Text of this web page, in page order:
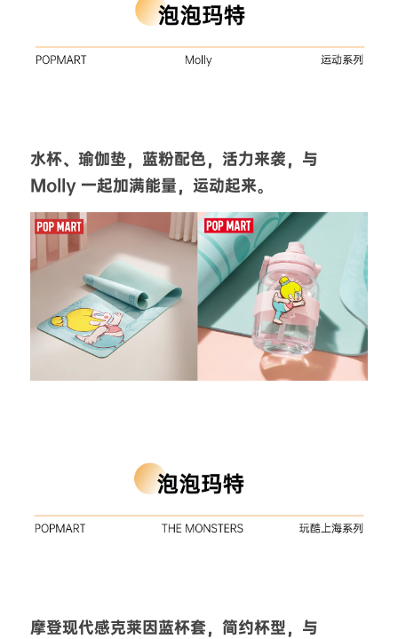
水杯、瑜伽垫，蓝粉配色，活力来袭，与
Molly 一起加满能量，运动起来。
摩登现代感克莱因蓝杯套，简约杯型，与